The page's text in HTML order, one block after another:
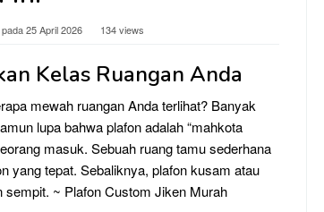
25 April 2026 134 views
Kelas Ruangan Anda
mewah ruangan Anda terlihat? Banyak
lupa bahwa plafon adalah “mahkota
masuk. Sebuah ruang tamu sederhana
yang tepat. Sebaliknya, plafon kusam atau
~ Plafon Custom Jiken Murah